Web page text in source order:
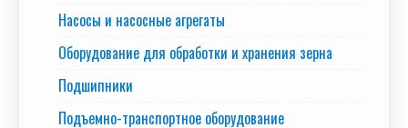
Насосы и насосные агрегаты
Оборудование для обработки и хранения зерна
Подшипники
Подъемно-транспортное оборудование